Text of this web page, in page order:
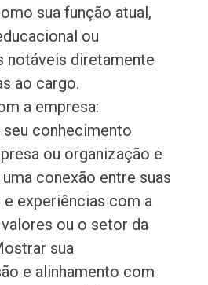
sua função atual,
ou
notáveis diretamente
ao cargo.
a empresa:
conhecimento
ou organização e
conexão entre suas
e experiências com a
ou o setor da
sua
e alinhamento com